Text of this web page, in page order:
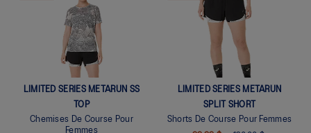
LIMITED SERIES METARUN SS
TOP
Chemises De Course Pour
Femmes
LIMITED SERIES METARUN
SPLIT SHORT
Shorts De Course Pour Femmes